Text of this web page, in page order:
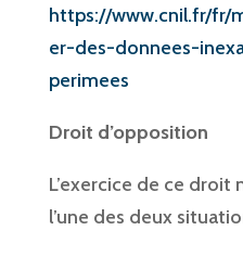
https://www.cnil.fr/fr/
er-des-donnees-
perimees
Droit d’opposition
L’exercice de ce droit
l’une des deux